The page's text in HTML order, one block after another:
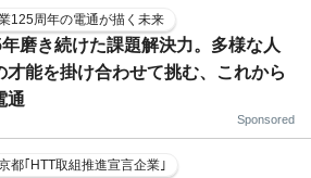
125周年の電通が描く未来
磨き続けた課題解決力。多様な人
才能を掛け合わせて挑む、これから
通
Sponsored
都｢HTT取組推進宣言企業｣